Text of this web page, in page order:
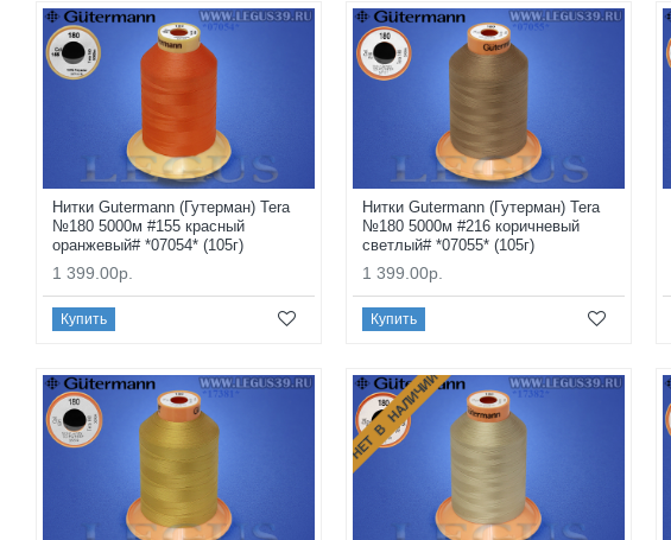
Нитки Gutermann (Гутерман) Tera
№180 5000м #155 красный
оранжевый# *07054* (105г)
1 399.00р.
Купить
Нитки Gutermann (Гутерман) Tera
№180 5000м #216 коричневый
светлый# *07055* (105г)
1 399.00р.
Купить
НЕТ В НАЛИЧИИ